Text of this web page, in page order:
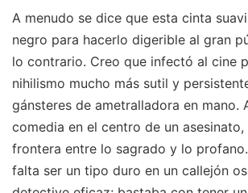
A menudo se dice que esta cinta
negro para hacerlo digerible al gran
lo contrario. Creo que infectó al cine
nihilismo mucho más sutil y
gánsteres de ametralladora en mano.
comedia en el centro de un
frontera entre lo sagrado y lo
falta ser un tipo duro en un callejón